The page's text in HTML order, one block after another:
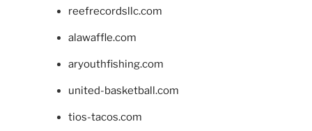
reefrecordsllc.com
alawaffle.com
aryouthfishing.com
united-basketball.com
tios-tacos.com